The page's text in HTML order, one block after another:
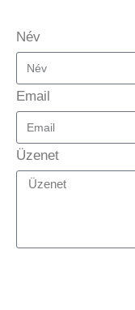
Név
Email
Üzenet